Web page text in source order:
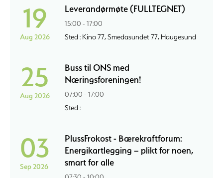
19
Aug 2026
Leverandørmøte (FULLTEGNET)
15:00 - 17:00
Sted : Kino 77, Smedasundet 77, Haugesund
25
Aug 2026
Buss til ONS med
Næringsforeningen!
07:00 - 17:00
Sted :
03
Sep 2026
PlussFrokost - Bærekraftforum:
Energikartlegging – plikt for noen,
smart for alle